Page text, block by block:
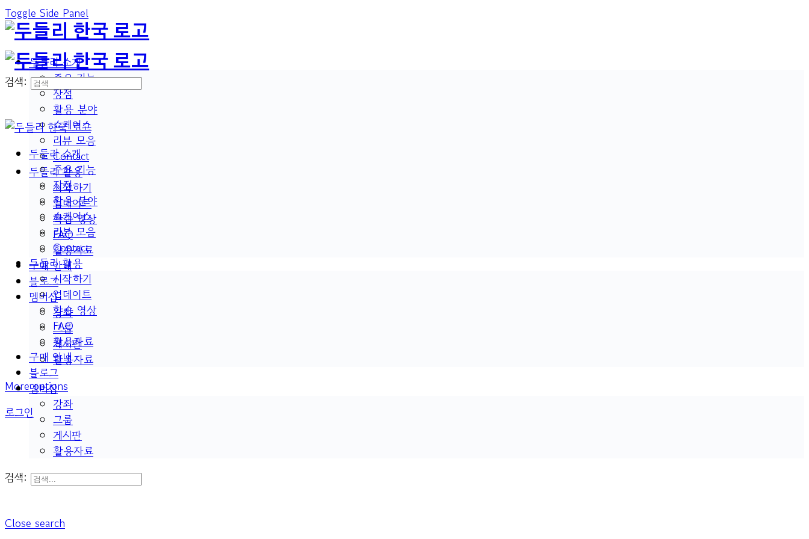
Toggle Side Panel
두들리 소개
주요 기능
장점
활용 분야
쇼케이스
리뷰 모음
Contact
두들리 활용
시작하기
업데이트
학습 영상
FAQ
활용자료
구매 안내
블로그
멤버십
강좌
그룹
게시판
활용자료
More options
로그인
검색:
두들리 소개
주요 기능
장점
활용 분야
쇼케이스
리뷰 모음
Contact
두들리 활용
시작하기
업데이트
학습 영상
FAQ
활용자료
구매 안내
블로그
멤버십
강좌
그룹
게시판
활용자료
검색:
Close search